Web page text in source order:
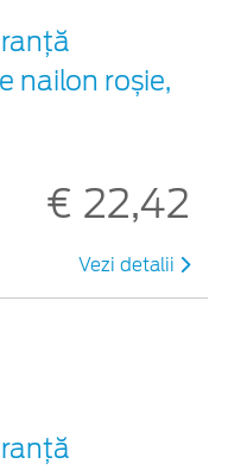
nailon roșie,
€ 22,42
Vezi detalii